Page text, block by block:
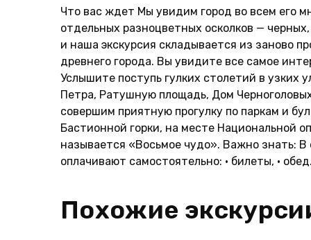
Что вас ждет Мы увидим город во всем его
отдельных разноцветных осколков —
и наша экскурсия складывается из заново
древнего города. Вы увидите все самое
Услышите поступь гулких столетий в узких
Петра, Ратушную площадь, Дом
совершим приятную прогулку по паркам и
Бастионной горки, на месте Национальной
называется «Восьмое чудо». Важно знать: В
оплачивают самостоятельно: • билеты, •
Похожие